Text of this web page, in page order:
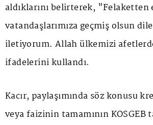
aldıklarını belirterek,
vatandaşlarımıza geçmiş olsun
iletiyorum. Allah ülkemizi
ifadelerini kullandı.
Kacır, paylaşımında söz konusu
veya faizinin tamamının KOSGEB